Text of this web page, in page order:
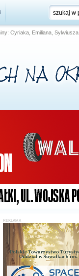
Cyriaka, Emiliana, Sylwiusza